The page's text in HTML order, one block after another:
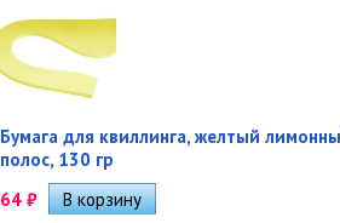
Бумага для квиллинга, желтый
полос, 130 гр
64 ₽